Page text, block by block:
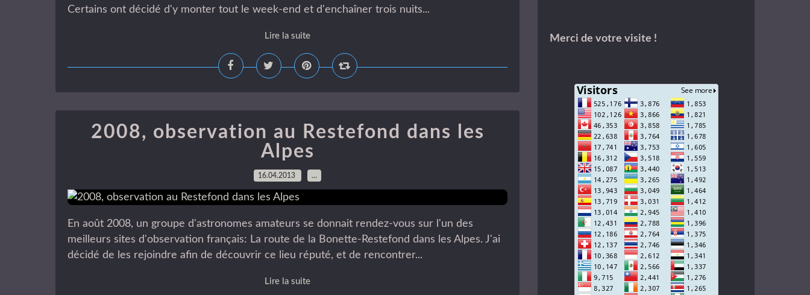
Certains ont décidé d'y monter tout le week-end et d'enchaîner trois nuits...
Lire la suite
2008, observation au Restefond dans les
Alpes
16.04.2013 …
En août 2008, un groupe d'astronomes amateurs se donnait rendez-vous sur l'un des
meilleurs sites d'observation français: La route de la Bonette-Restefond dans les Alpes. J'ai
décidé de les rejoindre afin de découvrir ce lieu réputé, et de rencontrer...
Lire la suite
Merci de votre visite !